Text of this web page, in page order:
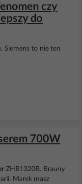
czy
do
Siemens to nie ten
700W
ZHB1320B. Brauny
Marek masz